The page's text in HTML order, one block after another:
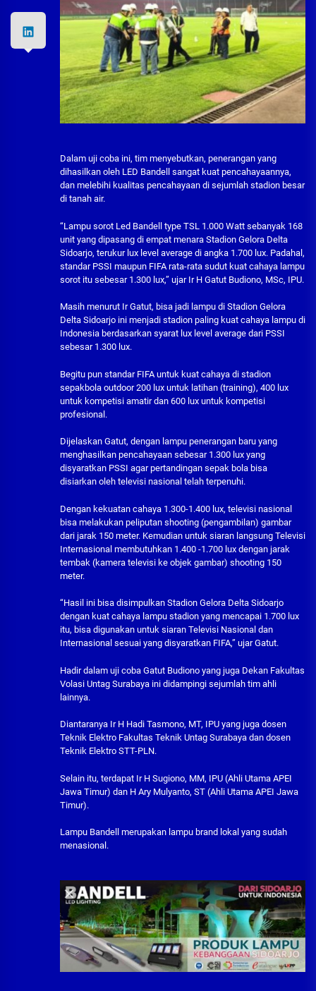
Dalam uji coba ini, tim menyebutkan, penerangan yang
dihasilkan oleh LED Bandell sangat kuat pencahayaannya,
dan melebihi kualitas pencahayaan di sejumlah stadion besar
di tanah air.
“Lampu sorot Led Bandell type TSL 1.000 Watt sebanyak 168
unit yang dipasang di empat menara Stadion Gelora Delta
Sidoarjo, terukur lux level average di angka 1.700 lux. Padahal,
standar PSSI maupun FIFA rata-rata sudut kuat cahaya lampu
sorot itu sebesar 1.300 lux,” ujar Ir H Gatut Budiono, MSc, IPU.
Masih menurut Ir Gatut, bisa jadi lampu di Stadion Gelora
Delta Sidoarjo ini menjadi stadion paling kuat cahaya lampu di
Indonesia berdasarkan syarat lux level average dari PSSI
sebesar 1.300 lux.
Begitu pun standar FIFA untuk kuat cahaya di stadion
sepakbola outdoor 200 lux untuk latihan (training), 400 lux
untuk kompetisi amatir dan 600 lux untuk kompetisi
profesional.
Dijelaskan Gatut, dengan lampu penerangan baru yang
menghasilkan pencahayaan sebesar 1.300 lux yang
disyaratkan PSSI agar pertandingan sepak bola bisa
disiarkan oleh televisi nasional telah terpenuhi.
Dengan kekuatan cahaya 1.300-1.400 lux, televisi nasional
bisa melakukan peliputan shooting (pengambilan) gambar
dari jarak 150 meter. Kemudian untuk siaran langsung Televisi
Internasional membutuhkan 1.400 -1.700 lux dengan jarak
tembak (kamera televisi ke objek gambar) shooting 150
meter.
“Hasil ini bisa disimpulkan Stadion Gelora Delta Sidoarjo
dengan kuat cahaya lampu stadion yang mencapai 1.700 lux
itu, bisa digunakan untuk siaran Televisi Nasional dan
Internasional sesuai yang disyaratkan FIFA,” ujar Gatut.
Hadir dalam uji coba Gatut Budiono yang juga Dekan Fakultas
Volasi Untag Surabaya ini didampingi sejumlah tim ahli
lainnya.
Diantaranya Ir H Hadi Tasmono, MT, IPU yang juga dosen
Teknik Elektro Fakultas Teknik Untag Surabaya dan dosen
Teknik Elektro STT-PLN.
Selain itu, terdapat Ir H Sugiono, MM, IPU (Ahli Utama APEI
Jawa Timur) dan H Ary Mulyanto, ST (Ahli Utama APEI Jawa
Timur).
Lampu Bandell merupakan lampu brand lokal yang sudah
menasional.